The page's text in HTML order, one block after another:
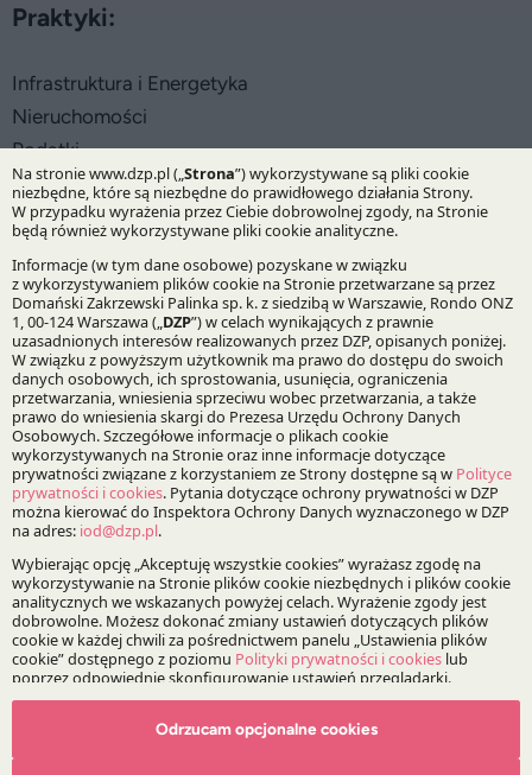
Praktyki:
Infrastruktura i Energetyka
Nieruchomości
Podatki
Prawo Spółek, Fuzje i Przejęcia
Specjalizacje:
Energetyka i surowce energetyczne
Nieruchomości
Prawo podatkowe
Fuzje, przejęcia i restrukturyzacje
Bądź na bieżąco z DZP
Zapisz
Odrzucam opcjonalne cookies